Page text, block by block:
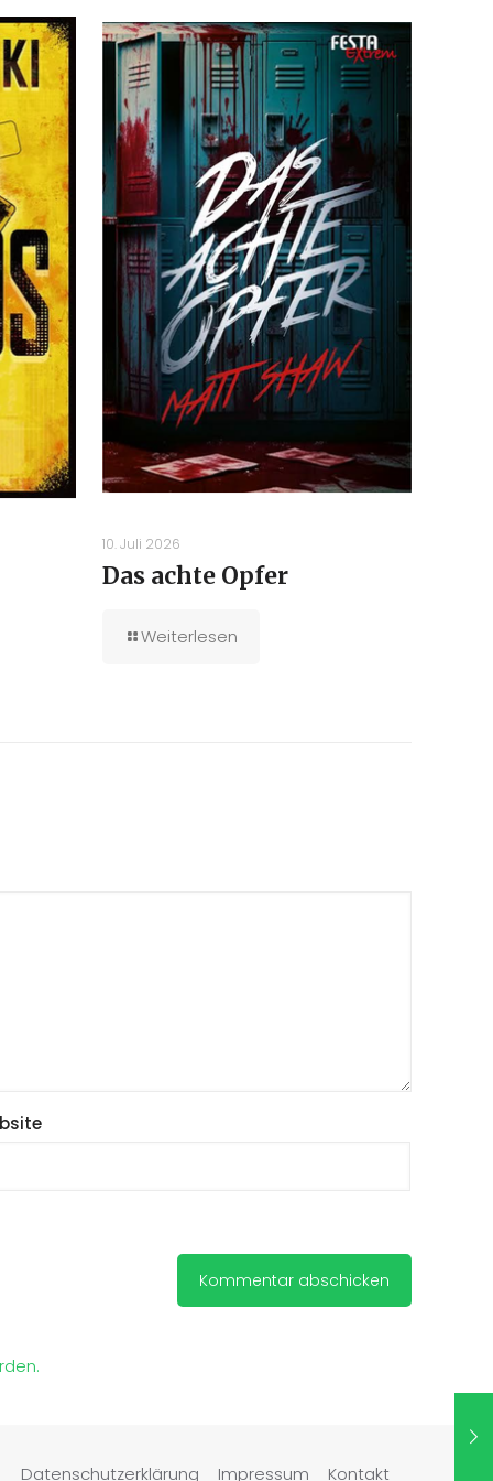
10. Juli 2026
Das achte Opfer
Weiterlesen
Datenschutzerklärung Impressum Kontakt